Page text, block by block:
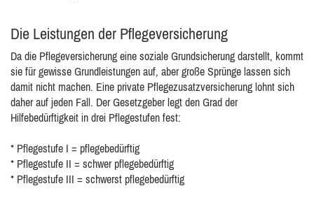
Die Leistungen der Pflegeversicherung
Da die Pflegeversicherung eine soziale Grundsicherung darstellt, kommt
sie für gewisse Grundleistungen auf, aber große Sprünge lassen sich
damit nicht machen. Eine private Pflegezusatzversicherung lohnt sich
daher auf jeden Fall. Der Gesetzgeber legt den Grad der
Hilfebedürftigkeit in drei Pflegestufen fest:
* Pflegestufe I = pflegebedürftig
* Pflegestufe II = schwer pflegebedürftig
* Pflegestufe III = schwerst pflegebedürftig